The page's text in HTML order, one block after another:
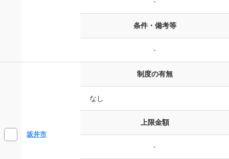
条件・備考等
-
坂井市
制度の有無
なし
上限金額
-